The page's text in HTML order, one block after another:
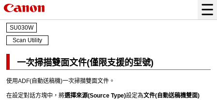
SU030W
Scan Utility
一次掃描雙面文件(僅限支援的型號)
使用ADF(自動送稿機)一次掃描雙面文件。
在設定對話方塊中，將選擇來源(Source Type)設定為文件(自動送稿機雙面)